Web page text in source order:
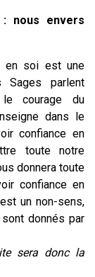
: nous envers
en soi est une
Sages parlent
courage du
dans le
confiance en
toute notre
donnera toute
confiance en
un non-sens,
donnés par
sera donc la